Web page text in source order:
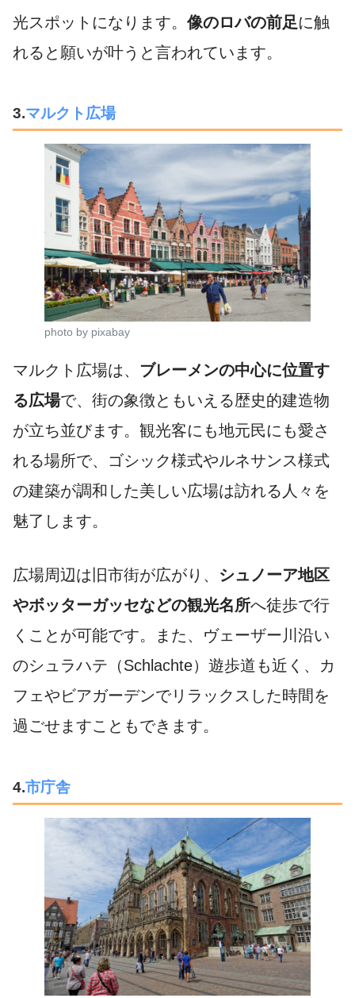
光スポットになります。 像のロバの前足に触
れると願いが叶うと言われています。
3.マルクト広場
photo by pixabay
マルクト広場は、 ブレーメンの中心に位置す
る広場で、街の象徴ともいえる歴史的建造物
が立ち並びます。観光客にも地元民にも愛さ
れる場所で、ゴシック様式やルネサンス様式
の建築が調和した美しい広場は訪れる人々を
魅了します。
広場周辺は旧市街が広がり、 シュノーア地区
やボッターガッセなどの観光名所へ徒歩で行
くことが可能です。また、ヴェーザー川沿い
のシュラハテ（Schlachte）遊歩道も近く、カ
フェやビアガーデンでリラックスした時間を
過ごせますこともできます。
4.市庁舎